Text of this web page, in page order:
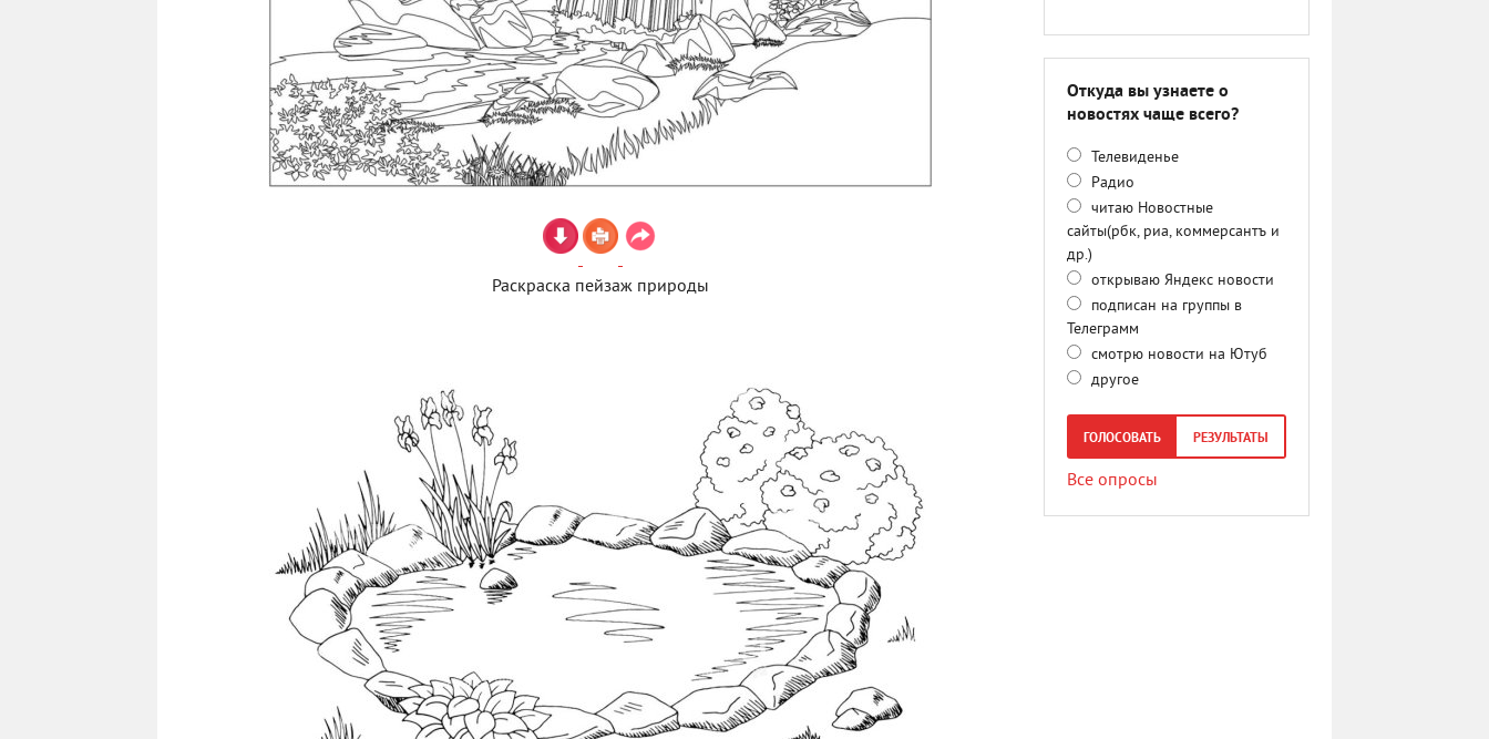
Раскраска пейзаж природы
Откуда вы узнаете о
новостях чаще всего?
Телевиденье
Радио
читаю Новостные
сайты(рбк, риа, коммерсантъ и
др.)
открываю Яндекс новости
подписан на группы в
Телеграмм
смотрю новости на Ютуб
другое
ГОЛОСОВАТЬ РЕЗУЛЬТАТЫ
Все опросы